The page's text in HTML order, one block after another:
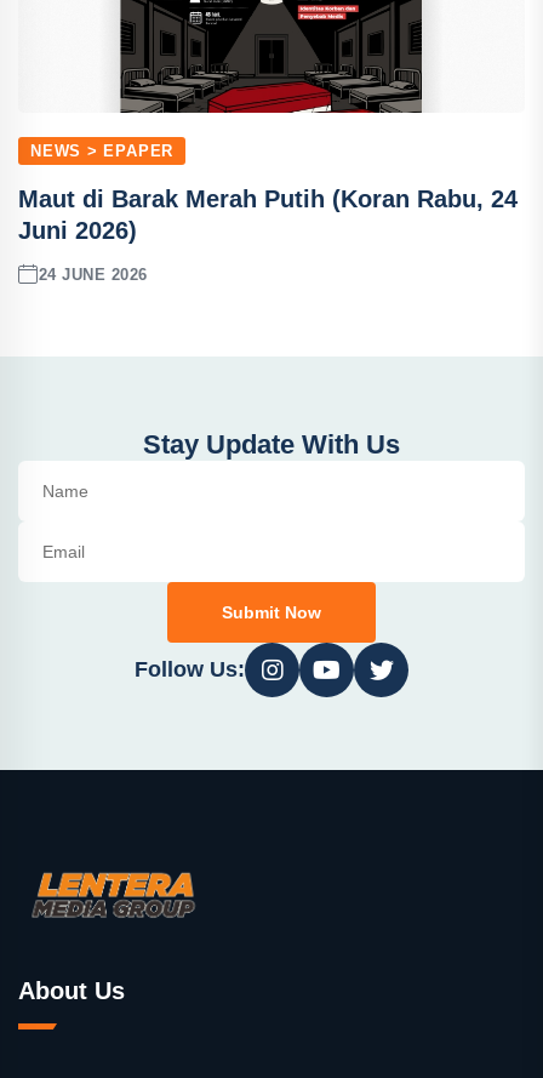
NEWS > EPAPER
Maut di Barak Merah Putih (Koran Rabu, 24
Juni 2026)
24 JUNE 2026
Stay Update With Us
Submit Now
Follow Us:
About Us